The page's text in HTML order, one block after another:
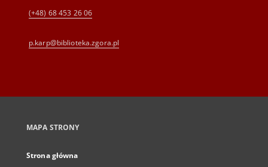
(+48) 68 453 26 06
p.karp@biblioteka.zgora.pl
MAPA STRONY
Strona główna